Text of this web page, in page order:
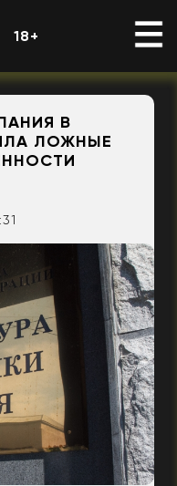
18+
В
ЛОЖНЫЕ